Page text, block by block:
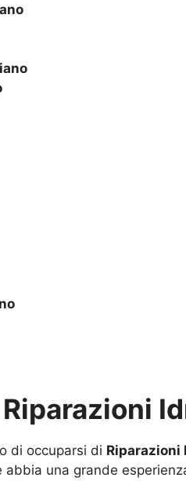
Riparazioni
di occuparsi di Riparazioni
una grande